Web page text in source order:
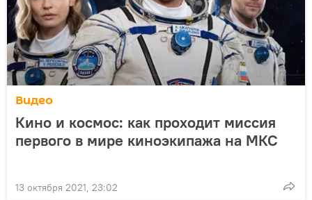
Видео
Кино и космос: как проходит миссия
первого в мире киноэкипажа на МКС
13 октября 2021, 23:02